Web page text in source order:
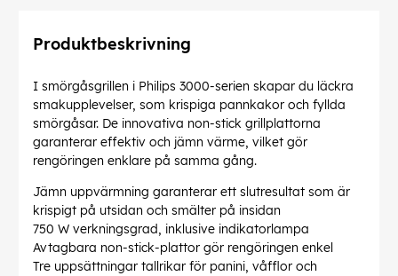
Produktbeskrivning
I smörgåsgrillen i Philips 3000-serien skapar du läckra
smakupplevelser, som krispiga pannkakor och fyllda
smörgåsar. De innovativa non-stick grillplattorna
garanterar effektiv och jämn värme, vilket gör
rengöringen enklare på samma gång.
Jämn uppvärmning garanterar ett slutresultat som är
krispigt på utsidan och smälter på insidan
750 W verkningsgrad, inklusive indikatorlampa
Avtagbara non-stick-plattor gör rengöringen enkel
Tre uppsättningar tallrikar för panini, våfflor och